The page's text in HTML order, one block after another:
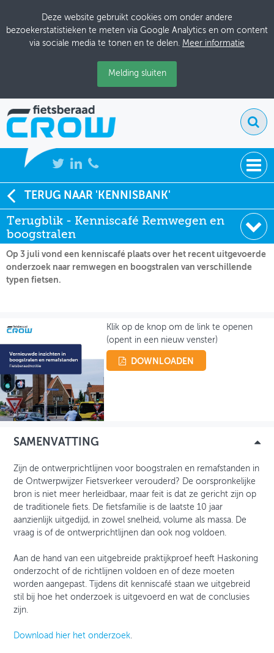
Deze website gebruikt cookies om onder andere
bezoekerstatistieken te meten via Google Analytics en om content
via sociale media te tonen en te delen. Meer informatie
Melding sluiten
NIEUWS
BIJEENKOMSTEN
KENNISBANK
ADRESSENBOEK
THEMASITES
MIJN PROFIEL
GEBRUIKER
TERUG NAAR 'KENNISBANK'
Terugblik - Kenniscafé Remwegen en
boogstralen
Soort:
Terugblik
Datum:
05-08-2025
Op 3 juli vond een kenniscafé plaats over het recent uitgevoerde
onderzoek naar remwegen en boogstralen van verschillende
typen fietsen.
Klik op de knop om de link te openen
(opent in een nieuw venster)
DOWNLOADEN
SAMENVATTING
Zijn de ontwerprichtlijnen voor boogstralen en remafstanden in
de Ontwerpwijzer Fietsverkeer verouderd? De oorspronkelijke
bron is niet meer herleidbaar, maar feit is dat ze gericht zijn op
de traditionele fiets. De fietsfamilie is de laatste 10 jaar
aanzienlijk uitgedijd, in zowel snelheid, volume als massa. De
vraag is of de ontwerprichtlijnen dan ook nog voldoen.
Aan de hand van een uitgebreide praktijkproef heeft Haskoning
onderzocht of de richtlijnen voldoen en of deze moeten
worden aangepast. Tijdens dit kenniscafé staan we uitgebreid
stil bij hoe het onderzoek is uitgevoerd en wat de conclusies
zijn.
Download hier het onderzoek.